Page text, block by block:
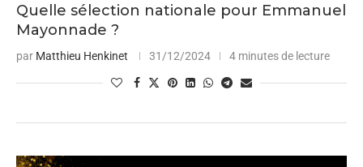
Quelle sélection nationale pour Emmanuel
Mayonnade ?
par Matthieu Henkinet 31/12/2024 4 minutes de lecture